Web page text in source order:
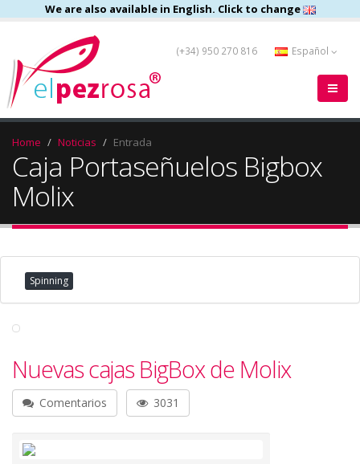
We are also available in English. Click to change
(+34) 950 270 816 Español
Home Noticias Entrada
Caja Portaseñuelos Bigbox
Molix
Spinning
Nuevas cajas BigBox de Molix
Comentarios 3031